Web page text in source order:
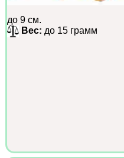
до 9 см.
Вес: до 15 грамм